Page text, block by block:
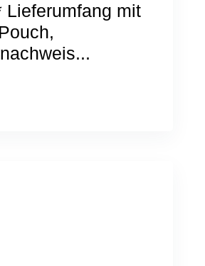
Lieferumfang mit